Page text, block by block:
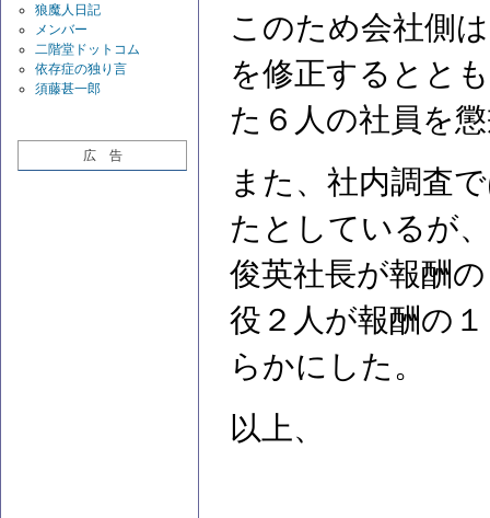
狼魔人日記
メンバー
二階堂ドットコム
依存症の独り言
須藤甚一郎
広 告
このため会社側
を修正するとと
た６人の社員を
また、社内調査
たとしているが
俊英社長が報酬
役２人が報酬の
らかにした。
以上、